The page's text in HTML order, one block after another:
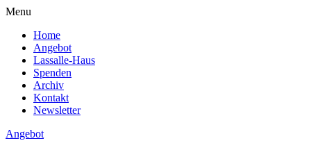
Menu
Home
Angebot
Lassalle-Haus
Spenden
Archiv
Kontakt
Newsletter
Angebot